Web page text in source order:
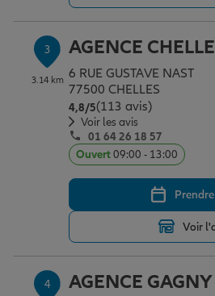
Garantie des accidents de la
Assurance scolaire
Protection juridique
Tous nos devis d'assurance
3
3.14 km
AGENCE
6 RUE GUSTAVE NAST
77500 CHELLES
4,8/5Note de 4.8 sur 5
(113 avis)
Voir les avis
01 64 26 18 57
Ouvert09:00 - 13:00
Voir
4 AGENCE GAGNY